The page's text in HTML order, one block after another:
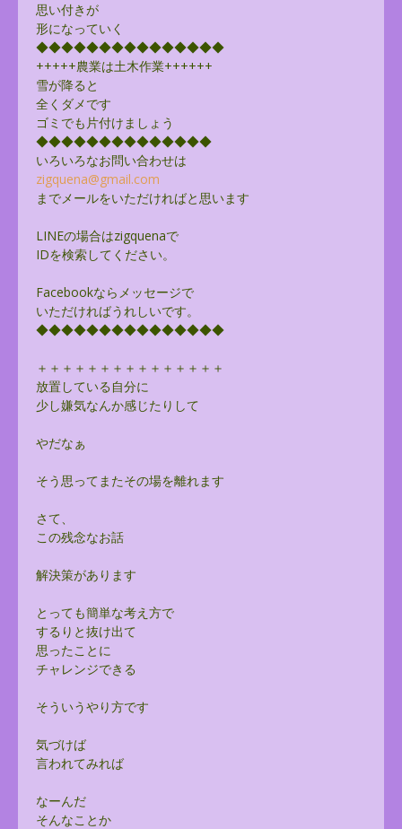
思い付きが
形になっていく
◆◆◆◆◆◆◆◆◆◆◆◆◆◆◆
+++++農業は土木作業++++++
雪が降ると
全くダメです
ゴミでも片付けましょう
◆◆◆◆◆◆◆◆◆◆◆◆◆◆
いろいろなお問い合わせは
zigquena@gmail.com
までメールをいただければと思います
LINEの場合はzigquenaで
IDを検索してください。
Facebookならメッセージで
いただければうれしいです。
◆◆◆◆◆◆◆◆◆◆◆◆◆◆◆
＋＋＋＋＋＋＋＋＋＋＋＋＋＋＋
放置している自分に
少し嫌気なんか感じたりして
やだなぁ
そう思ってまたその場を離れます
さて、
この残念なお話
解決策があります
とっても簡単な考え方で
するりと抜け出て
思ったことに
チャレンジできる
そういうやり方です
気づけば
言われてみれば
なーんだ
そんなことか